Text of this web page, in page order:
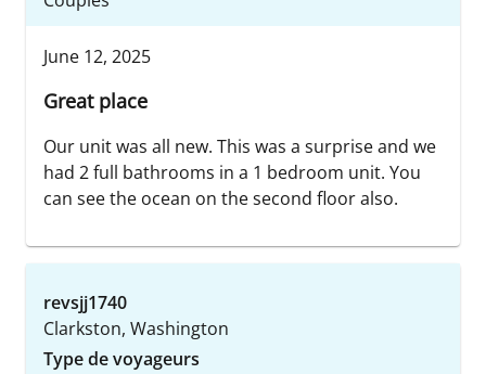
June 12, 2025
Great place
Our unit was all new. This was a surprise and we
had 2 full bathrooms in a 1 bedroom unit. You
can see the ocean on the second floor also.
revsjj1740
Clarkston, Washington
Type de voyageurs